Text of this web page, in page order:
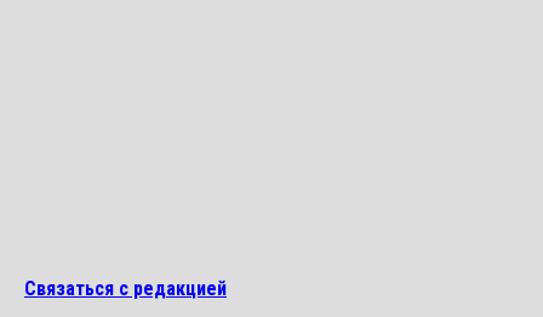
Связаться с редакцией